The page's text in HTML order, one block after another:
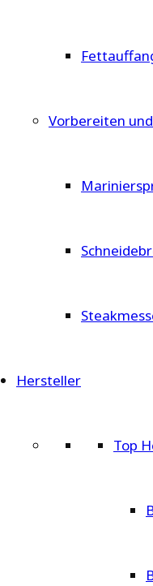
Vorbereiten
Hersteller
Top